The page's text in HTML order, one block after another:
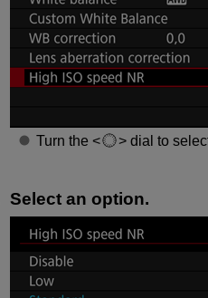
Turn the dial to
Select an option.